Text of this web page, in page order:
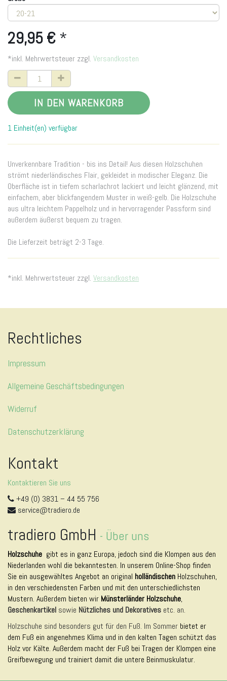
29,95 € *
*inkl. Mehrwertsteuer zzgl. Versandkosten
IN DEN WARENKORB
1 Einheit(en) verfügbar
Unverkennbare Tradition - bis ins Detail! Aus diesen Holzschuhen
strömt niederländisches Flair, gekleidet in modischer Eleganz. Die
Oberfläche ist in tiefem scharlachrot lackiert und leicht glänzend, mit
einfachem, aber blickfangendem Muster in weiß-gelb. Die Holzschuhe
aus ultra leichtem Pappelholz und in hervorragender Passform sind
außerdem äußerst bequem zu tragen.
Die Lieferzeit beträgt 2-3 Tage.
*inkl. Mehrwertsteuer zzgl. Versandkosten
Rechtliches
Impressum
Allgemeine Geschäftsbedingungen
Widerruf
Datenschutzerklärung
Kontakt
Kontaktieren Sie uns
+49 (0) 3831 – 44 55 756
service@tradiero.de
tradiero GmbH - Über uns
Holzschuhe gibt es in ganz Europa, jedoch sind die Klompen aus den
Niederlanden wohl die bekanntesten. In unserem Online-Shop finden
Sie ein ausgewähltes Angebot an original holländischen Holzschuhen,
in den verschiedensten Farben und mit den unterschiedlichsten
Mustern. Außerdem bieten wir Münsterländer Holzschuhe,
Geschenkartikel sowie Nützliches und Dekoratives etc. an.
Holzschuhe sind besonders gut für den Fuß. Im Sommer bietet er
dem Fuß ein angenehmes Klima und in den kalten Tagen schützt das
Holz vor Kälte. Außerdem macht der Fuß bei Tragen der Klompen eine
Greifbewegung und trainiert damit die untere Beinmuskulatur.